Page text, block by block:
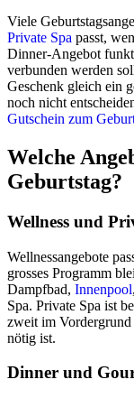
Viele
Private Spa passt,
Dinner-Angebot
verbunden werden
Geschenk gleich ein
noch nicht
Gutschein zum
Welche
Geburtstag?
Wellness und
Wellnessangebote
grosses Programm
Dampfbad, Innenpool,
Spa. Private Spa ist
zweit im Vordergrund
nötig ist.
Dinner und